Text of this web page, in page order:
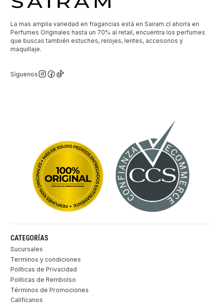
La mas amplia variedad en fragancias está en Sairam.cl ahorra en
Perfumes Originales hasta un 70% al retail, encuentra los perfumes
que buscas también estuches, relojes, lentes, accesorios y
maquillaje.
Síguenos
CATEGORÍAS
Sucursales
Terminos y condiciones
Políticas de Privacidad
Políticas de Rembolso
Términos de Promociones
Califícanos